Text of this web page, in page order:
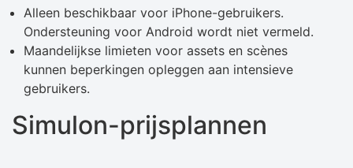
Alleen beschikbaar voor iPhone-gebruikers.
Ondersteuning voor Android wordt niet vermeld.
Maandelijkse limieten voor assets en scènes
kunnen beperkingen opleggen aan intensieve
gebruikers.
Simulon-prijsplannen